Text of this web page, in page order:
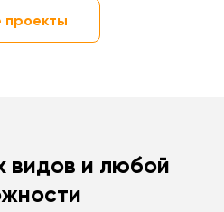
проекты
видов и любой